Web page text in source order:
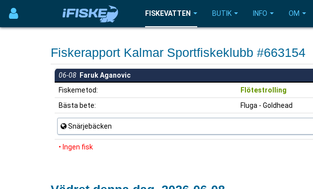
FISKEVATTEN BUTIK INFO OM
Fiskerapport Kalmar Sportfiskeklubb #663154
06-08 Faruk Aganovic
Fiskemetod:
Flötestrolling
Bästa bete:
Fluga - Goldhead
Snärjebäcken
• Ingen fisk